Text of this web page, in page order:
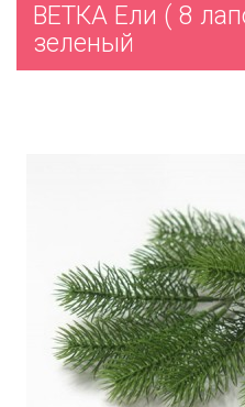
ВЕТКА Ели ( 8
зеленый